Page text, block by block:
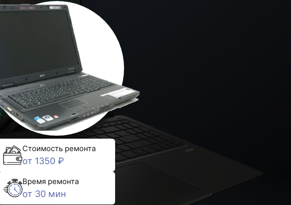
Стоимость ремонта
от 1350 ₽
Время ремонта
от 30 мин